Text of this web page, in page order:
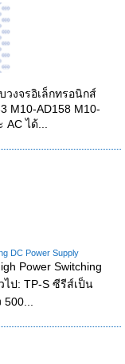
งจรอิเล็กทรอนิกส์
M10-AD158 M10-
AC ได้...
DC Power Supply
Power Switching
ไป: TP-S ซีรีส์เป็น
500...